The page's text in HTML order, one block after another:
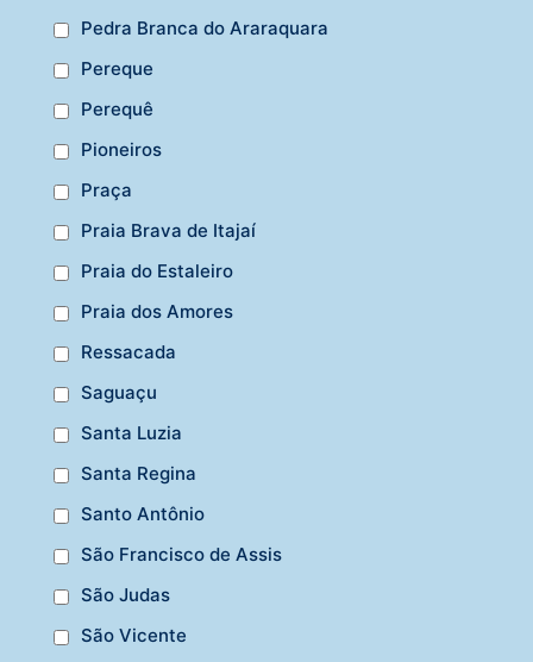
Pedra Branca do Araraquara
Pereque
Perequê
Pioneiros
Praça
Praia Brava de Itajaí
Praia do Estaleiro
Praia dos Amores
Ressacada
Saguaçu
Santa Luzia
Santa Regina
Santo Antônio
São Francisco de Assis
São Judas
São Vicente